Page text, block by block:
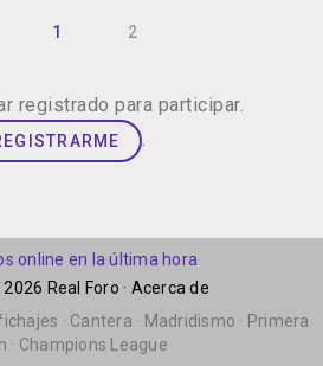
1 2
registrado para participar.
.
online en la última hora
Real Foro · Acerca de
· Cantera · Madridismo · Primera
· Champions League